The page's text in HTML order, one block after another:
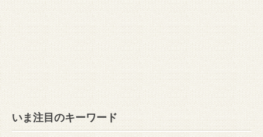
いま注目のキーワード